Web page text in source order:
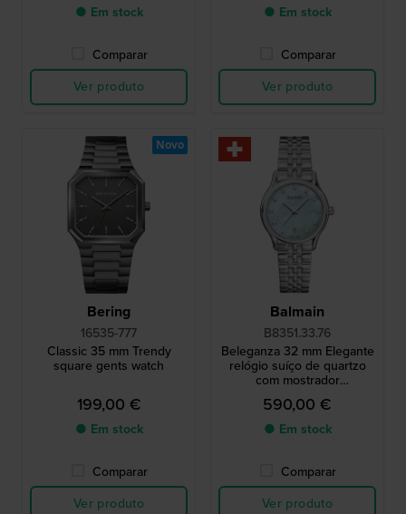
● Em stock
Comparar
Ver produto
● Em stock
Comparar
Ver produto
Bering
16535-777
Classic 35 mm Trendy
square gents watch
199,00 €
● Em stock
Comparar
Ver produto
Novo
Balmain
B8351.33.76
Beleganza 32 mm Elegante
relógio suíço de quartzo
com mostrador
Madrepérola e índices de
diamantes
590,00 €
● Em stock
Comparar
Ver produto